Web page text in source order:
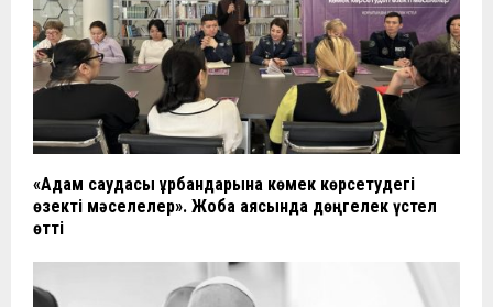
«Адам саудасы құрбандарына көмек көрсетудегі
өзекті мәселелер». Жоба аясында дөңгелек үстел
өтті